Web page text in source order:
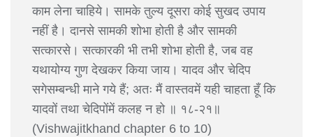
काम लेना चाहिये। सामके तुल्य दूसरा कोई सुखद उपाय
नहीं है। दानसे सामकी शोभा होती है और सामकी
सत्कारसे। सत्कारकी भी तभी शोभा होती है, जब वह
यथायोग्य गुण देखकर किया जाय। यादव और चेदिप
सगेसम्बन्धी माने गये हैं; अतः मैं वास्तवमें यही चाहता हूँ कि
यादवों तथा चेदिपोंमें कलह न हो ॥ १८-२१॥
(Vishwajitkhand chapter 6 to 10)